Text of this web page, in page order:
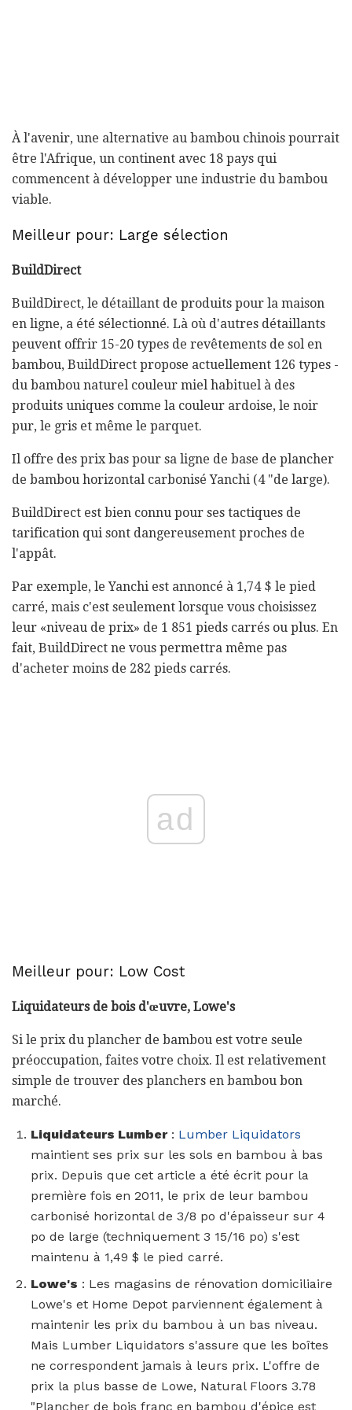
À l'avenir, une alternative au bambou chinois pourrait
être l'Afrique, un continent avec 18 pays qui
commencent à développer une industrie du bambou
viable.
Meilleur pour: Large sélection
BuildDirect
BuildDirect, le détaillant de produits pour la maison
en ligne, a été sélectionné. Là où d'autres détaillants
peuvent offrir 15-20 types de revêtements de sol en
bambou, BuildDirect propose actuellement 126 types -
du bambou naturel couleur miel habituel à des
produits uniques comme la couleur ardoise, le noir
pur, le gris et même le parquet.
Il offre des prix bas pour sa ligne de base de plancher
de bambou horizontal carbonisé Yanchi (4 "de large).
BuildDirect est bien connu pour ses tactiques de
tarification qui sont dangereusement proches de
l'appât.
Par exemple, le Yanchi est annoncé à 1,74 $ le pied
carré, mais c'est seulement lorsque vous choisissez
leur «niveau de prix» de 1 851 pieds carrés ou plus. En
fait, BuildDirect ne vous permettra même pas
d'acheter moins de 282 pieds carrés.
ad
Meilleur pour: Low Cost
Liquidateurs de bois d'œuvre, Lowe's
Si le prix du plancher de bambou est votre seule
préoccupation, faites votre choix. Il est relativement
simple de trouver des planchers en bambou bon
marché.
Liquidateurs Lumber: Lumber Liquidators
maintient ses prix sur les sols en bambou à bas
prix. Depuis que cet article a été écrit pour la
première fois en 2011, le prix de leur bambou
carbonisé horizontal de 3/8 po d'épaisseur sur 4
po de large (techniquement 3 15/16 po) s'est
maintenu à 1,49 $ le pied carré.
Lowe's : Les magasins de rénovation domiciliaire
Lowe's et Home Depot parviennent également à
maintenir les prix du bambou à un bas niveau.
Mais Lumber Liquidators s'assure que les boîtes
ne correspondent jamais à leurs prix. L'offre de
prix la plus basse de Lowe, Natural Floors 3.78
"Plancher de bois franc en bambou d'épice est